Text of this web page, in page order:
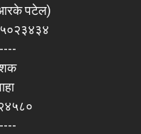
पटेल)